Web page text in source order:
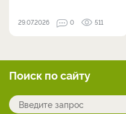
29.07.2026 0 511
Поиск по сайту